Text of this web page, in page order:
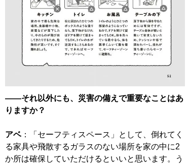
――それ以外にも、災害の備えで重要なことはあ
りますか？
アベ：「セーフティスペース」として、倒れてく
る家具や飛散するガラスのない場所を家の中に2
か所は確保していただけるといいと思います。う